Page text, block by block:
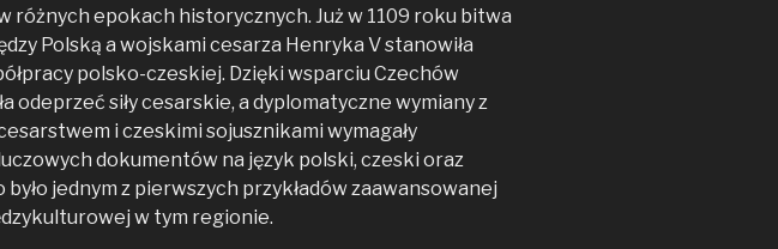
różnych epokach historycznych. Już w 1109 roku bitwa
Polską a wojskami cesarza Henryka V stanowiła
polsko-czeskiej. Dzięki wsparciu Czechów
odeprzeć siły cesarskie, a dyplomatyczne wymiany z
i czeskimi sojusznikami wymagały
dokumentów na język polski, czeski oraz
było jednym z pierwszych przykładów zaawansowanej
w tym regionie.